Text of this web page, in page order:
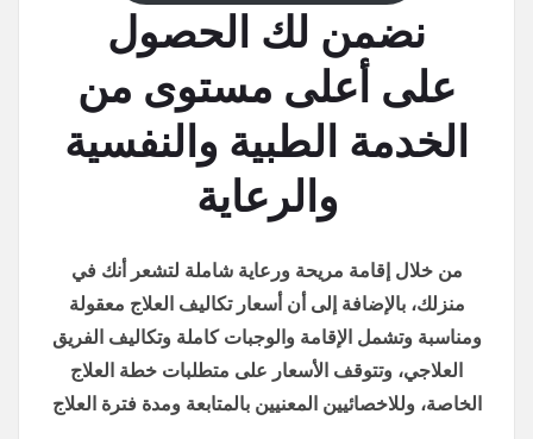
نضمن لك الحصول
على أعلى مستوى من
الخدمة الطبية والنفسية
والرعاية
من خلال إقامة مريحة ورعاية شاملة لتشعر أنك في
منزلك، بالإضافة إلى أن أسعار تكاليف العلاج معقولة
ومناسبة وتشمل الإقامة والوجبات كاملة وتكاليف الفريق
العلاجي، وتتوقف الأسعار على متطلبات خطة العلاج
الخاصة، وللاخصائيين المعنيين بالمتابعة ومدة فترة العلاج